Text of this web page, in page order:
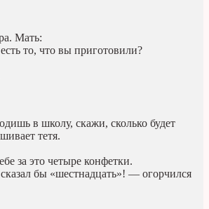
Мать:
то, что вы приготовили?
в школу, скажи, сколько будет
тетя.
за это четыре конфетки.
бы «шестнадцать»! — огорчился